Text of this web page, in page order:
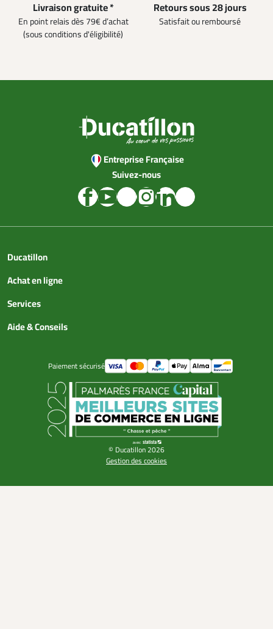
Livraison gratuite *
En point relais dès 79€ d’achat
(sous conditions d'éligibilité)
Retours sous 28 jours
Satisfait ou remboursé
Entreprise Française
Suivez-nous
Ducatillon
Achat en ligne
Services
Aide & Conseils
Paiement sécurisé
© Ducatillon 2026
Gestion des cookies